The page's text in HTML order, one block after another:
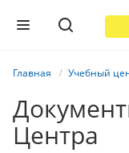
Главная Учебный
Центра